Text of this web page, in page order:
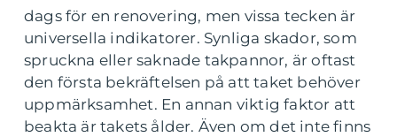
dags för en renovering, men vissa tecken är
universella indikatorer. Synliga skador, som
spruckna eller saknade takpannor, är oftast
den första bekräftelsen på att taket behöver
uppmärksamhet. En annan viktig faktor att
beakta är takets ålder. Även om det inte finns